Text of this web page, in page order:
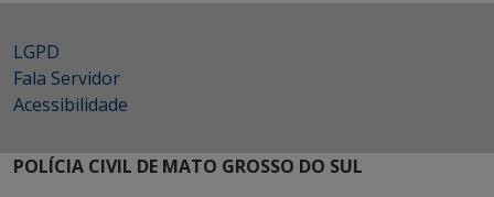
LGPD
Fala Servidor
Acessibilidade
POLÍCIA CIVIL DE MATO GROSSO DO SUL